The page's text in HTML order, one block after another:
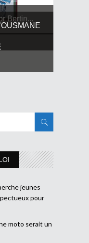
Bertin...
jeunes
pour
moto serait un